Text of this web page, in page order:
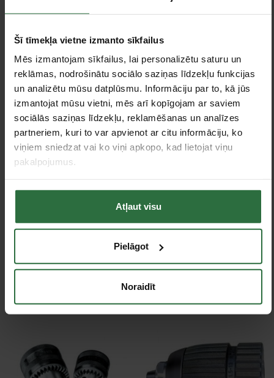
Šī tīmekļa vietne izmanto sīkfailus
Mēs izmantojam sīkfailus, lai personalizētu saturu un
reklāmas, nodrošinātu sociālo saziņas līdzekļu funkcijas
un analizētu mūsu datplūsmu. Informāciju par to, kā jūs
izmantojat mūsu vietni, mēs arī kopīgojam ar saviem
sociālās saziņas līdzekļu, reklamēšanas un analīzes
partneriem, kuri to var apvienot ar citu informāciju, ko
viņiem sniedzat vai ko viņi apkopo, kad lietojat viņu
pakalpojumus.
Atļaut visu
Pielāgot
Noraidīt
Kurpes ELTEN Jori
brūnas
95,90 €
Izvēlieties preces variantu
Kurpes ELTEN Renzo
Izvēlieties preces variantu
Bikses HELLY HANSEN
Chelsea Evolution Cons,
145,20 €
Izvēlieties preces variantu
Adapteris patronai no
1/2"-20UNF DOMAS
6,82 €